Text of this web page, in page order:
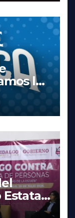
la
Estatal